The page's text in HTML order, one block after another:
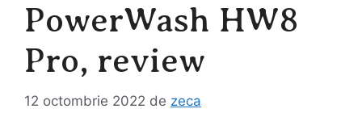
PowerWash HW8
Pro, review
12 octombrie 2022 de zeca